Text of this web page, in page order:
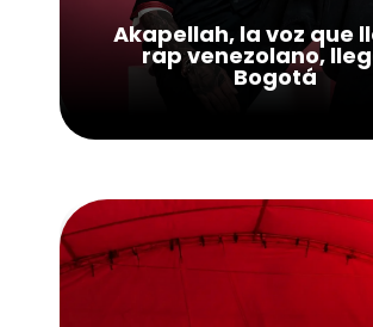
Akapellah, la voz que
rap venezolano,
Bogotá